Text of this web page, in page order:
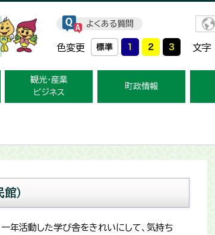
よくある質問
色変更 文字
観光・産業
ビジネス
町政情報
）
年活動した学び舎をきれいにして、気持ち